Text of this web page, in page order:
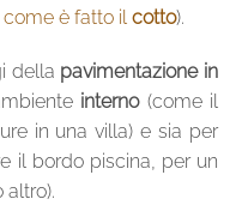
come è fatto il cotto).
della pavimentazione in
interno(come il
in una villa) e sia per
il bordo piscina, per un
altro).